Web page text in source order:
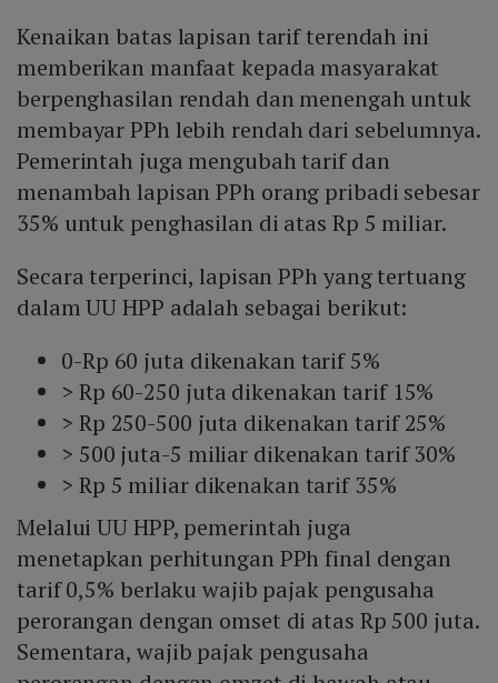
Kenaikan batas lapisan tarif terendah ini
memberikan manfaat kepada masyarakat
berpenghasilan rendah dan menengah untuk
membayar PPh lebih rendah dari sebelumnya.
Pemerintah juga mengubah tarif dan
menambah lapisan PPh orang pribadi sebesar
35% untuk penghasilan di atas Rp 5 miliar.
Secara terperinci, lapisan PPh yang tertuang
dalam UU HPP adalah sebagai berikut:
0-Rp 60 juta dikenakan tarif 5%
> Rp 60-250 juta dikenakan tarif 15%
> Rp 250-500 juta dikenakan tarif 25%
> 500 juta-5 miliar dikenakan tarif 30%
> Rp 5 miliar dikenakan tarif 35%
Melalui UU HPP, pemerintah juga
menetapkan perhitungan PPh final dengan
tarif 0,5% berlaku wajib pajak pengusaha
perorangan dengan omset di atas Rp 500 juta.
Sementara, wajib pajak pengusaha